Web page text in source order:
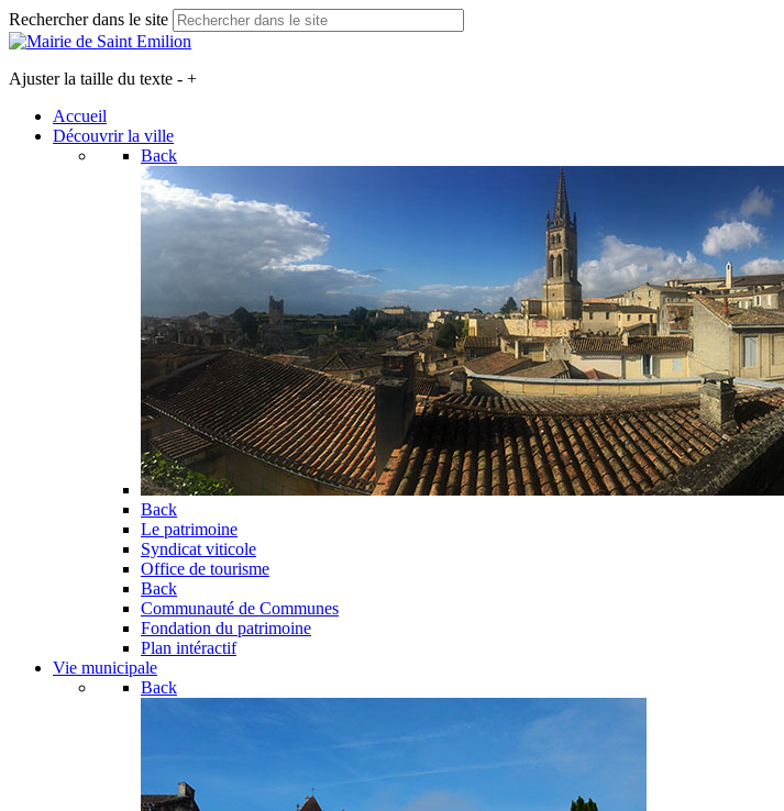
Rechercher dans le site
Ajuster la taille du texte - +
Accueil
Découvrir la ville
Back
Back
Le patrimoine
Syndicat viticole
Office de tourisme
Back
Communauté de Communes
Fondation du patrimoine
Plan intéractif
Vie municipale
Back